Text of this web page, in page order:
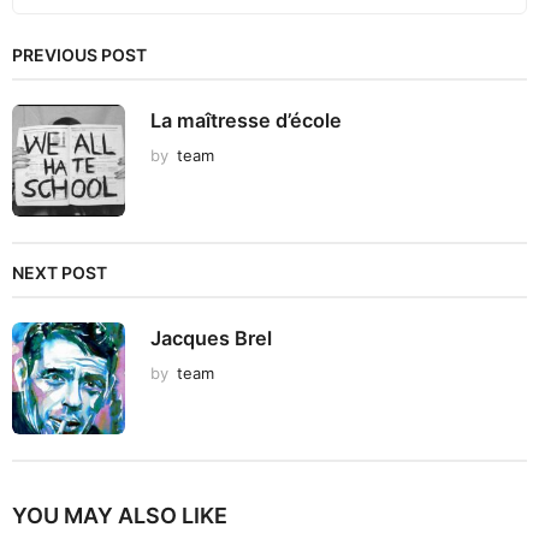
PREVIOUS POST
La maîtresse d’école
by team
NEXT POST
Jacques Brel
by team
YOU MAY ALSO LIKE